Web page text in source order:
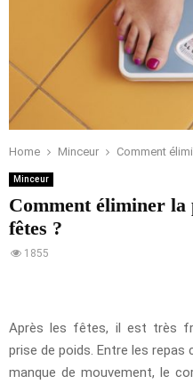
Home Minceur Comment
Minceur
Comment éliminer la
fêtes ?
1855
Après les fêtes, il est très
prise de poids. Entre les repas
manque de mouvement, le